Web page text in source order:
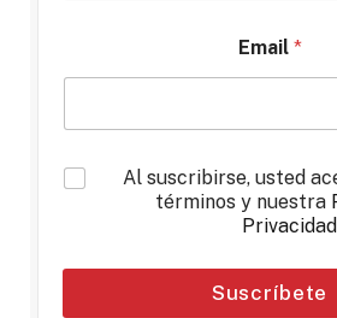
Email *
*
Al suscribirse, usted
términos y nuestra
Privacidad
Suscríbete